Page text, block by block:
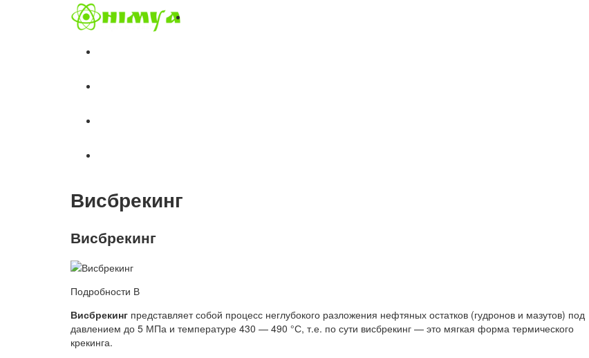
Висбрекинг
Висбрекинг
Подробности В
Висбрекинг представляет собой процесс неглубокого разложения нефтяных остатков (гудронов и мазутов) под
давлением до 5 МПа и температуре 430 — 490 °С, т.е. по сути висбрекинг — это мягкая форма термического
крекинга.